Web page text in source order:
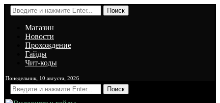
Поиск
Магазин
Новости
Прохождение
Гайды
Чит-коды
Понедельник, 10 августа, 2026
Поиск